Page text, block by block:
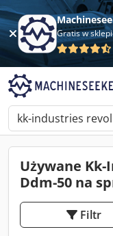
Gratis w
Używane
Ddm-50 na
Filtr